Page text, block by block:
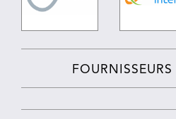
FOURNISSEURS